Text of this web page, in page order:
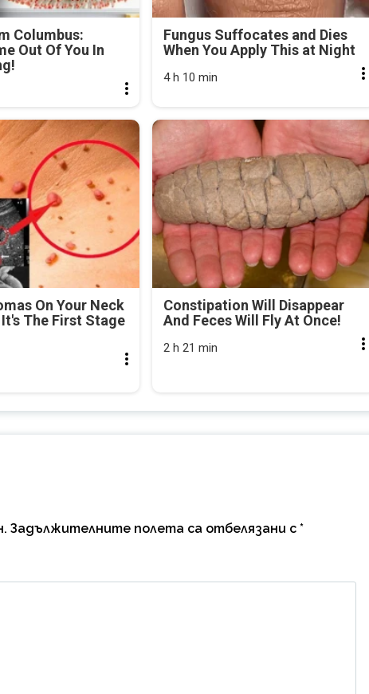
Columbus:
Out Of You In
Fungus Suffocates and Dies
When You Apply This at Night
4 h 10 min
On Your Neck
The First Stage
Constipation Will Disappear
And Feces Will Fly At Once!
2 h 21 min
Задължителните полета са отбелязани с *